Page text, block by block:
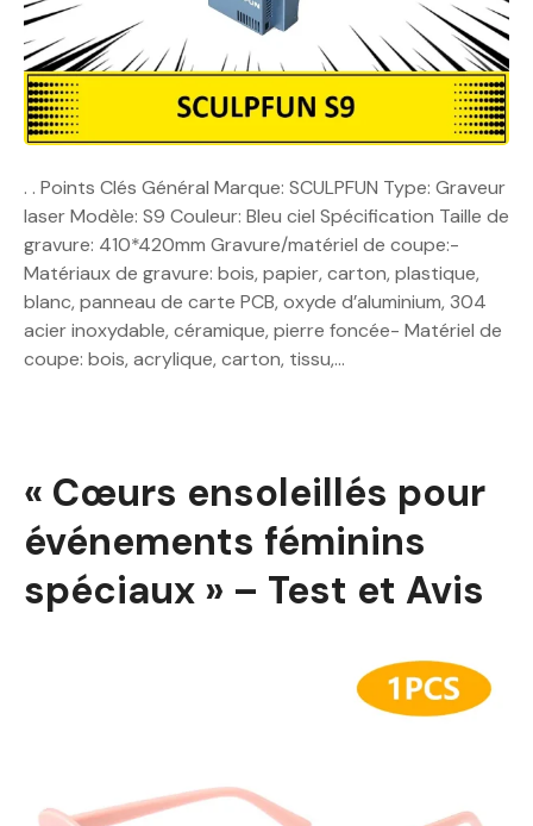
. . Points Clés Général Marque: SCULPFUN Type: Graveur
laser Modèle: S9 Couleur: Bleu ciel Spécification Taille de
gravure: 410*420mm Gravure/matériel de coupe:-
Matériaux de gravure: bois, papier, carton, plastique,
blanc, panneau de carte PCB, oxyde d’aluminium, 304
acier inoxydable, céramique, pierre foncée- Matériel de
coupe: bois, acrylique, carton, tissu,…
« Cœurs ensoleillés pour
événements féminins
spéciaux » – Test et Avis